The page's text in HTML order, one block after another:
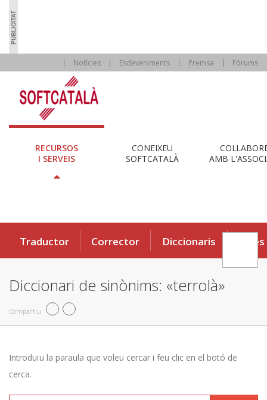
Notícies Esdeveniments Premsa Fòrums
RECURSOS
I SERVEIS
CONEIXEU
SOFTCATALÀ
AMB
Traductor Corrector Diccionaris Eines
Diccionari de sinònims: «terrolà»
Compartiu
Introduïu la paraula que voleu cercar i feu clic en el botó de
cerca.